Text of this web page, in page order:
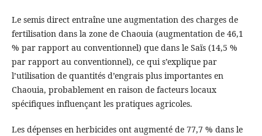
Le semis direct entraîne une augmentation des charges de
fertilisation dans la zone de Chaouia (augmentation de 46,1
% par rapport au conventionnel) que dans le Saïs (14,5 %
par rapport au conventionnel), ce qui s’explique par
l’utilisation de quantités d’engrais plus importantes en
Chaouia, probablement en raison de facteurs locaux
spécifiques influençant les pratiques agricoles.
Les dépenses en herbicides ont augmenté de 77,7 % dans le